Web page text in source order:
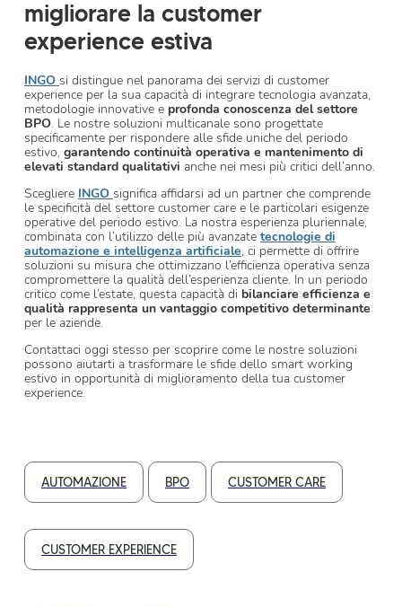
migliorare la customer
experience estiva
INGO si distingue nel panorama dei servizi di customer
experience per la sua capacità di integrare tecnologia avanzata,
metodologie innovative e profonda conoscenza del settore
BPO. Le nostre soluzioni multicanale sono progettate
specificamente per rispondere alle sfide uniche del periodo
estivo, garantendo continuità operativa e mantenimento di
elevati standard qualitativi anche nei mesi più critici dell’anno.
Scegliere INGO significa affidarsi ad un partner che comprende
le specificità del settore customer care e le particolari esigenze
operative del periodo estivo. La nostra esperienza pluriennale,
combinata con l’utilizzo delle più avanzate tecnologie di
automazione e intelligenza artificiale, ci permette di offrire
soluzioni su misura che ottimizzano l’efficienza operativa senza
compromettere la qualità dell’esperienza cliente. In un periodo
critico come l’estate, questa capacità di bilanciare efficienza e
qualità rappresenta un vantaggio competitivo determinante
per le aziende.
Contattaci oggi stesso per scoprire come le nostre soluzioni
possono aiutarti a trasformare le sfide dello smart working
estivo in opportunità di miglioramento della tua customer
experience.
AUTOMAZIONE BPO CUSTOMER CARE
CUSTOMER EXPERIENCE